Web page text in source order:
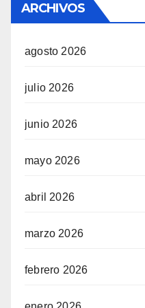
ARCHIVOS
agosto 2026
julio 2026
junio 2026
mayo 2026
abril 2026
marzo 2026
febrero 2026